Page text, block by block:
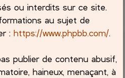
ou interdits sur ce site.
au sujet de
:https://www.phpbb.com/.
publier de contenu abusif,
haineux, menaçant, à